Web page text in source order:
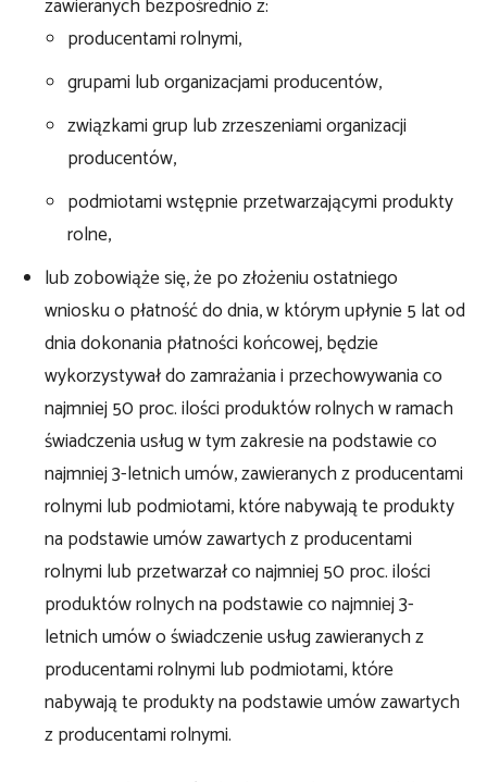
zawieranych bezpośrednio z:
producentami rolnymi,
grupami lub organizacjami producentów,
związkami grup lub zrzeszeniami organizacji
producentów,
podmiotami wstępnie przetwarzającymi produkty
rolne,
lub zobowiąże się, że po złożeniu ostatniego
wniosku o płatność do dnia, w którym upłynie 5 lat od
dnia dokonania płatności końcowej, będzie
wykorzystywał do zamrażania i przechowywania co
najmniej 50 proc. ilości produktów rolnych w ramach
świadczenia usług w tym zakresie na podstawie co
najmniej 3-letnich umów, zawieranych z producentami
rolnymi lub podmiotami, które nabywają te produkty
na podstawie umów zawartych z producentami
rolnymi lub przetwarzał co najmniej 50 proc. ilości
produktów rolnych na podstawie co najmniej 3-
letnich umów o świadczenie usług zawieranych z
producentami rolnymi lub podmiotami, które
nabywają te produkty na podstawie umów zawartych
z producentami rolnymi.